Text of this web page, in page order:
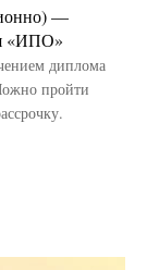
—
«ИПО»
диплома
пройти